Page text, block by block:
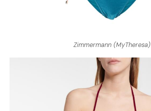
Zimmermann (MyTheresa)